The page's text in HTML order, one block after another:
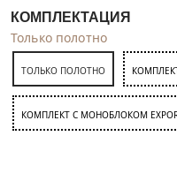
КОМПЛЕКТАЦИЯ
Только полотно
ТОЛЬКО ПОЛОТНО
КОМПЛЕКТ C МОНОБЛОКОМ